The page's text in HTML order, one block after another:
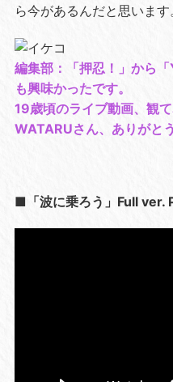
ら今があるんだと思います
編集部：「押忍！」から
も興味かったです。
19歳頃のライブ動画、観
WATARUさん、ありがと
■「波に乗ろう」Full ver.